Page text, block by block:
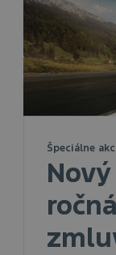
Špeciálne